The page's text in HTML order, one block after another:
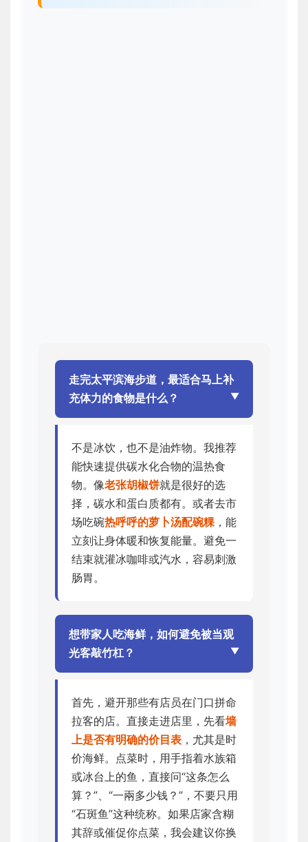
走完太平滨海步道，最适合马上补
充体力的食物是什么？
不是冰饮，也不是油炸物。我推荐
能快速提供碳水化合物的温热食
物。像老张胡椒饼就是很好的选
择，碳水和蛋白质都有。或者去市
场吃碗热呼呼的萝卜汤配碗粿 ，能
立刻让身体暖和恢复能量。避免一
结束就灌冰咖啡或汽水，容易刺激
肠胃。
想带家人吃海鲜，如何避免被当观
光客敲竹杠？
首先，避开那些有店员在门口拼命
拉客的店。直接走进店里，先看墙
上是否有明确的价目表 ，尤其是时
价海鲜。点菜时，用手指着水族箱
或冰台上的鱼，直接问“这条怎么
算？”、“一兩多少钱？”，不要只用
“石斑鱼”这种统称。如果店家含糊
其辞或催促你点菜，我会建议你换